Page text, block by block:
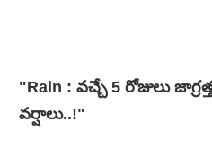
"Rain : వచ్చే 5 రోజులు
వ‌ర్షాలు..!"